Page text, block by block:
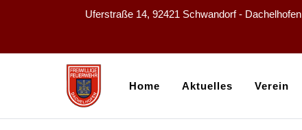
Uferstraße 14, 92421 Schwandorf - Dachelhofen
Home Aktuelles Verein